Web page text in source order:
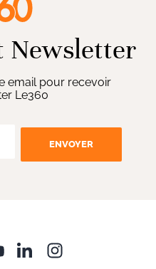
Newsletter
email pour recevoir
Le360
ENVOYER